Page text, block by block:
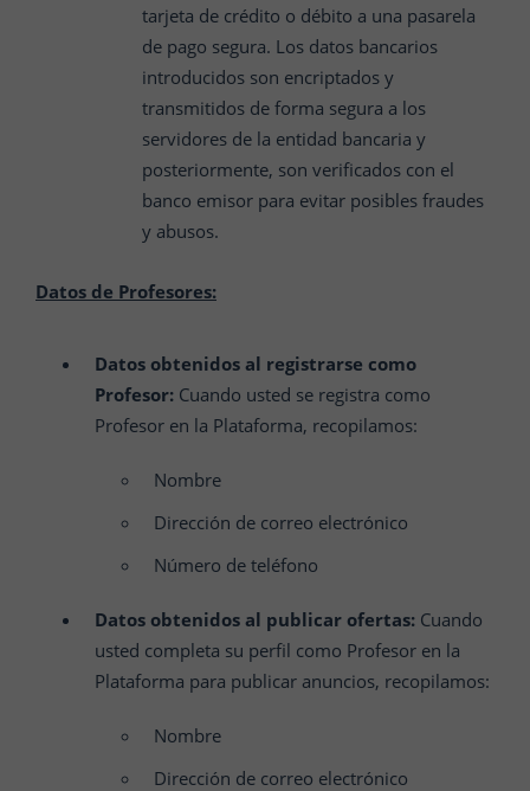
tarjeta de crédito o débito a una pasarela
de pago segura. Los datos bancarios
introducidos son encriptados y
transmitidos de forma segura a los
servidores de la entidad bancaria y
posteriormente, son verificados con el
banco emisor para evitar posibles fraudes
y abusos.
Datos de Profesores:
Datos obtenidos al registrarse como
Profesor: Cuando usted se registra como
Profesor en la Plataforma, recopilamos:
Nombre
Dirección de correo electrónico
Número de teléfono
Datos obtenidos al publicar ofertas: Cuando
usted completa su perfil como Profesor en la
Plataforma para publicar anuncios, recopilamos:
Nombre
Dirección de correo electrónico